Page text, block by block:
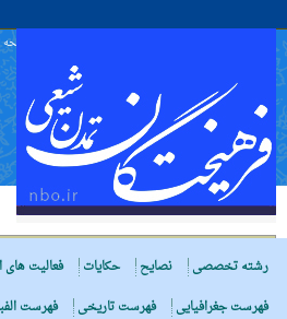
رشته تخصصی
نصایح حکایات فعالیت های
فهرست جغرافیایی
فهرست تاریخی فهرست